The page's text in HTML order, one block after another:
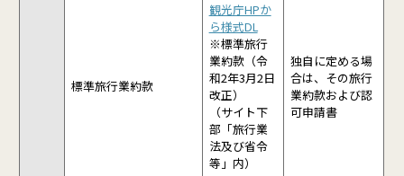
標準旅行業約款
観光庁HPか
ら様式DL
※標準旅行
業約款（令
和2年3月2日
改正）
（サイト下
部「旅行業
法及び省令
等」内）
独自に定める場
合は、その旅行
業約款および認
可申請書